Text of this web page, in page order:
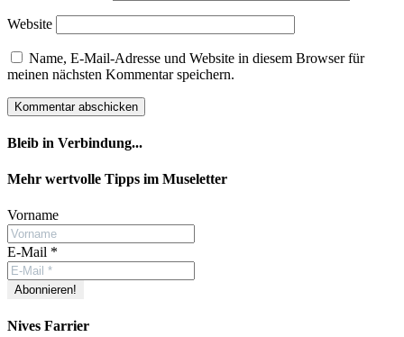
Website
Name, E-Mail-Adresse und Website in diesem Browser für
meinen nächsten Kommentar speichern.
Bleib in Verbindung...
Facebook
YouTube
Instagram
Mehr wertvolle Tipps im Museletter
Vorname
E-Mail *
Nives Farrier